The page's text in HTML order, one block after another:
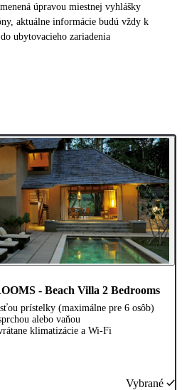
úpravou miestnej vyhlášky
aktuálne informácie budú vždy k
ubytovacieho zariadenia
- Beach Villa 2 Bedrooms
prístelky (maximálne pre 6 osôb)
alebo vaňou
klimatizácie a Wi-Fi
Vybrané